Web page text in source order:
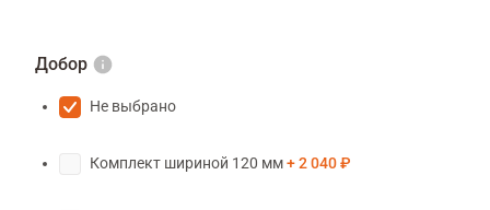
Добор
Не выбрано
Комплект шириной 120 мм 2 040 ₽